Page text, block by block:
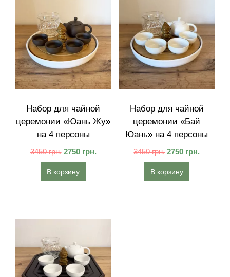
Набор для чайной
церемонии «Юань Жу»
на 4 персоны
3450грн. 2750 грн.
В корзину
Набор для чайной
церемонии «Бай
Юань» на 4 персоны
3450грн. 2750 грн.
В корзину